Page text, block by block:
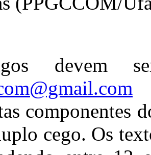
devem
componentes
cego. Os